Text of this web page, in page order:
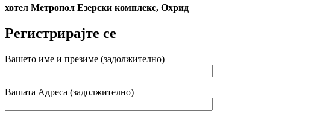
хотел Метропол Езерски комплекс, Охрид
Регистрирајте се
Вашето име и презиме (задолжително)
Вашата Адреса (задолжително)